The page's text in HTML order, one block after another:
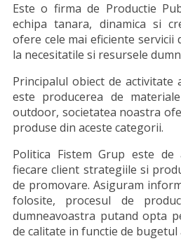
Este o firma de Productie
echipa tanara, dinamica si
ofere cele mai eficiente servicii
la necesitatile si resursele
Principalul obiect de activitate
este producerea de
outdoor, societatea noastra
produse din aceste categorii.
Politica Fistem Grup este
fiecare client strategiile si
de promovare. Asiguram
folosite, procesul de
dumneavoastra putand opta
de calitate in functie de